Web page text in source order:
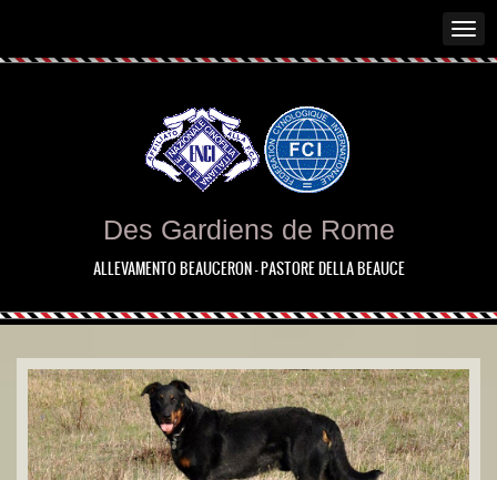
Des Gardiens de Rome
ALLEVAMENTO BEAUCERON - PASTORE DELLA BEAUCE